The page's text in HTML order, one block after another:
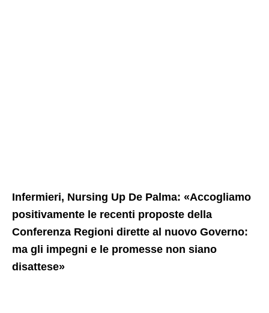
Infermieri, Nursing Up De Palma: «Accogliamo
positivamente le recenti proposte della
Conferenza Regioni dirette al nuovo Governo:
ma gli impegni e le promesse non siano
disattese»